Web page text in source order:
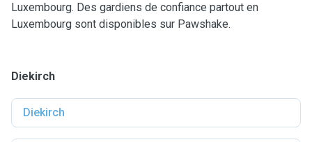
Luxembourg. Des gardiens de confiance partout en
Luxembourg sont disponibles sur Pawshake.
Diekirch
Diekirch